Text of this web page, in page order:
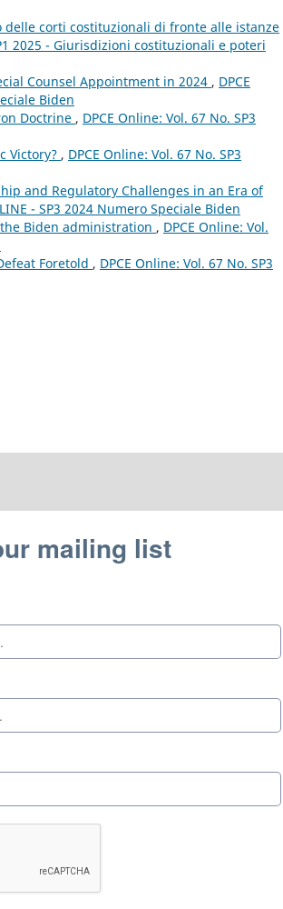
corti costituzionali di fronte alle istanze
2025 - Giurisdizioni costituzionali e poteri
Counsel Appointment in 2024 , DPCE
Biden
Doctrine , DPCE Online: Vol. 67 No. SP3
Victory? , DPCE Online: Vol. 67 No. SP3
and Regulatory Challenges in an Era of
- SP3 2024 Numero Speciale Biden
Biden administration , DPCE Online: Vol.
Foretold , DPCE Online: Vol. 67 No. SP3